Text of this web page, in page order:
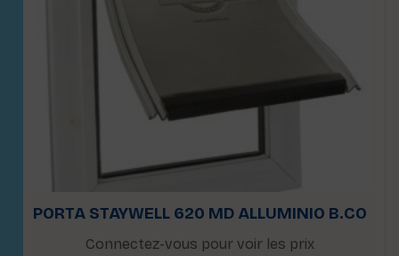
PORTA STAYWELL 620 MD ALLUMINIO B.CO
Connectez-vous pour voir les prix